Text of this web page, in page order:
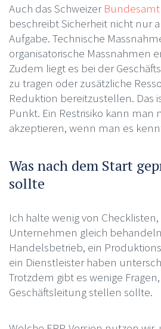
Auch das Schweizer
beschreibt Sicherheit nicht nur
Aufgabe. Technische
organisatorische Massnahmen
Zudem liegt es bei der
zu tragen oder zusätzliche
Reduktion bereitzustellen. Das
Punkt. Ein Restrisiko kann man
akzeptieren, wenn man es
Was nach dem Start
sollte
Ich halte wenig von
Unternehmen gleich
Handelsbetrieb, ein
ein Dienstleister haben
Trotzdem gibt es wenige
Geschäftsleitung stellen sollte.